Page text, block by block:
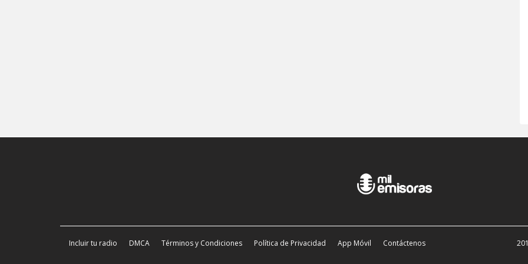
Incluir tu radio DMCA Términos y Condiciones Política de Privacidad App Móvil Contáctenos